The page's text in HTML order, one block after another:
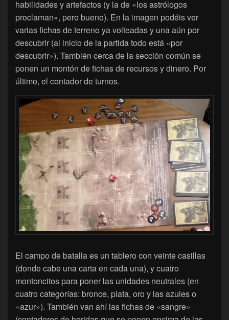
habilidades y artefactos (y la de «los astrólogos
proclaman», pero bueno). En la imagen podéis ver
varias fichas de terreno ya volteadas y una aún por
descubrir (al inicio de la partida todo está «por
descubrir»). También cerca de la sección común se
ponen un montón de fichas de recursos y dinero. Por
último, el contador de turnos.
El campo de batalla es un tablero con veinte casillas
(donde cabe una carta en cada una), y cuatro
montoncitos para poner las unidades neutrales (en
cuatro categorías: bronce, plata, oro y las azules o
«azur»). También van ahí las fichas de «sangre»